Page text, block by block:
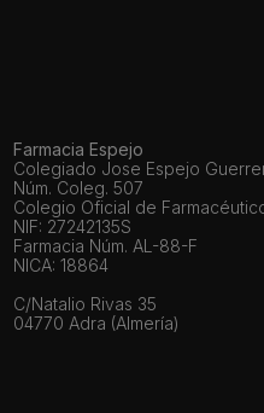
Farmacia Espejo
Colegiado Jose Espejo
Núm. Coleg. 507
Colegio Oficial de
NIF: 27242135S
Farmacia Núm. AL-88-F
NICA: 18864
C/Natalio Rivas 35
04770 Adra (Almería)